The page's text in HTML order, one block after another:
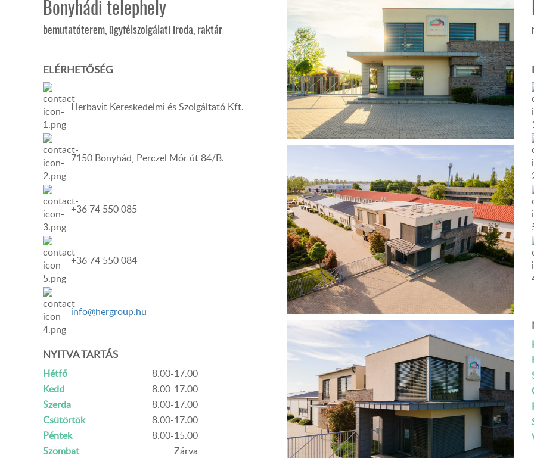
Bonyhádi telephely
bemutatóterem, ügyfélszolgálati iroda, raktár
ELÉRHETŐSÉG
Herbavit Kereskedelmi és Szolgáltató Kft.
7150 Bonyhád, Perczel Mór út 84/B.
+36 74 550 085
+36 74 550 084
info@hergroup.hu
NYITVA TARTÁS
Hétfő
8.00-17.00
Kedd
8.00-17.00
Szerda
8.00-17.00
Csütörtök
8.00-17.00
Péntek
8.00-15.00
Szombat
Zárva